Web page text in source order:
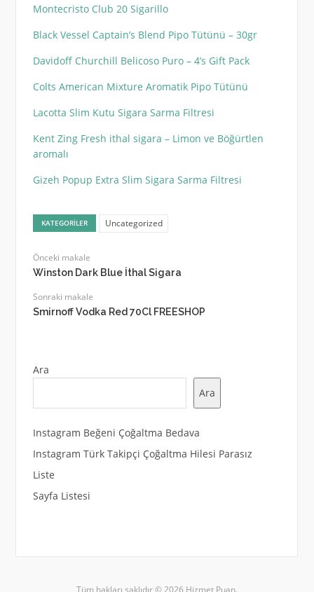
Montecristo Club 20 Sigarillo
Black Vessel Captain’s Blend Pipo Tütünü – 30gr
Davidoff Churchill Belicoso Puro – 4’s Gift Pack
Colts American Mixture Aromatik Pipo Tütünü
Lacotta Slim Kutu Sigara Sarma Filtresi
Kent Zing Fresh ithal sigara – Limon ve Böğürtlen
aromalı
Gizeh Popup Extra Slim Sigara Sarma Filtresi
KATEGORILER Uncategorized
Önceki makale
Winston Dark Blue İthal Sigara
Sonraki makale
Smirnoff Vodka Red 70Cl FREESHOP
Ara
Ara
Instagram Beğeni Çoğaltma Bedava
Instagram Türk Takipçi Çoğaltma Hilesi Parasız
Liste
Sayfa Listesi
Tüm hakları saklıdır © 2026 Hizmet Puan.